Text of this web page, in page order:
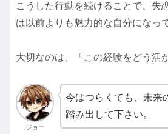
こうした行動を続けることで、失
は以前よりも魅力的な自分になっ
大切なのは、「この経験をどう活
ジョー
今はつらくても、未来
踏み出して下さい。